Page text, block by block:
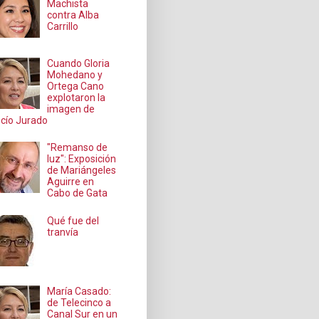
Machista
contra Alba
Carrillo
Cuando Gloria
Mohedano y
Ortega Cano
explotaron la
imagen de
Jurado
"Remanso de
luz": Exposición
de Mariángeles
Aguirre en
Cabo de Gata
Qué fue del
tranvía
María Casado:
de Telecinco a
Canal Sur en un